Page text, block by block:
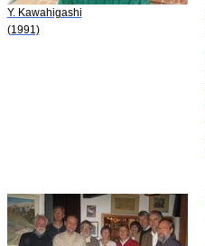
Y. Kawahigashi
(1991)